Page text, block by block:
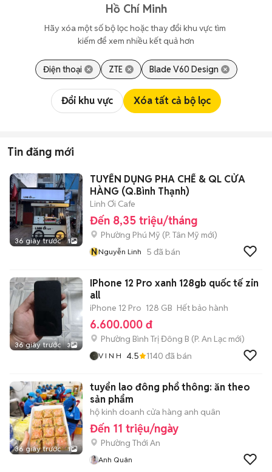
Hồ Chí Minh
Hãy xóa một số bộ lọc hoặc thay đổi khu vực tìm
kiếm để xem nhiều kết quả hơn
Điện thoại ZTE Blade V60 Design
Đổi khu vực Xóa tất cả bộ lọc
Tin đăng mới
36 giây trước 1
TUYỂN DỤNG PHA CHẾ & QL CỬA
HÀNG (Q.Bình Thạnh)
Linh Ơi Cafe
Đến 8,35 triệu/tháng
Phường Phú Mỹ (P. Tân Mỹ mới)
NNguyễn Linh 5 đã bán
36 giây trước 3
IPhone 12 Pro xanh 128gb quốc tế zin
all
iPhone 12 Pro 128 GB Hết bảo hành
6.600.000 đ
Phường Bình Trị Đông B (P. An Lạc mới)
V I N H 4.5 1140 đã bán
36 giây trước 1
tuyển lao đông phổ thông: ăn theo
sản phẩm
hộ kinh doanh cửa hàng anh quân
Đến 11 triệu/ngày
Phường Thới An
Anh Quân